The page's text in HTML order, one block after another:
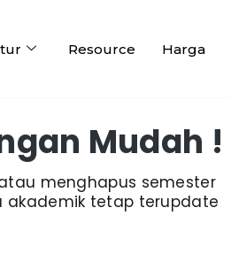
Resource Harga
Mudah !
menghapus semester
tetap terupdate